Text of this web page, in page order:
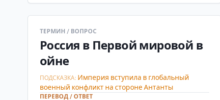
ТЕРМИН / ВОПРОС
Россия в Первой мировой в
ойне
ПОДСКАЗКА: Империя вступила в глобальный
военный конфликт на стороне Антанты
ПЕРЕВОД / ОТВЕТ